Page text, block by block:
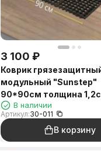
3 100 ₽
Коврик
модульный "Sunstep"
90*90см толщина
В наличии
Артикул:30-011
В корзину